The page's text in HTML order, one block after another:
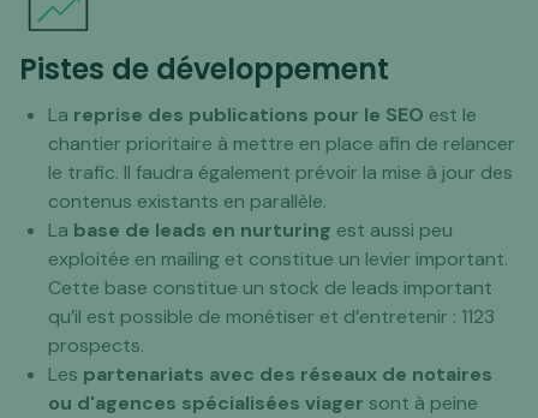
Pistes de développement
La reprise des publications pour le SEO est le
chantier prioritaire à mettre en place afin de relancer
le trafic. Il faudra également prévoir la mise à jour des
contenus existants en parallèle.
La base de leads en nurturing est aussi peu
exploitée en mailing et constitue un levier important.
Cette base constitue un stock de leads important
qu’il est possible de monétiser et d’entretenir : 1123
prospects.
Les partenariats avec des réseaux de notaires
ou d'agences spécialisées viager sont à peine